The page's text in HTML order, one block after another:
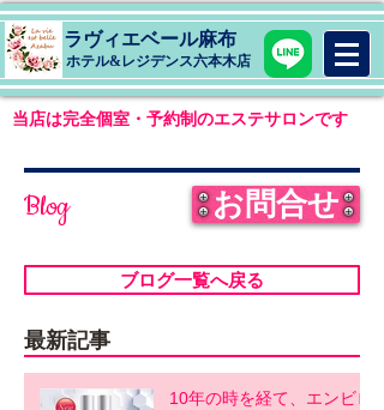
ラヴィエベール麻布
​ホテル&レジデンス六本木店
当店は完全個室・予約制のエステサロンです
Blog お問合せ
ブログ一覧へ戻る
最新記事
10年の時を経て、エンビロ